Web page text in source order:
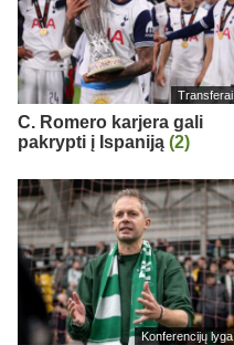
Transferai
C. Romero karjera gali
pakrypti į Ispaniją (2)
Konferencijų lyga